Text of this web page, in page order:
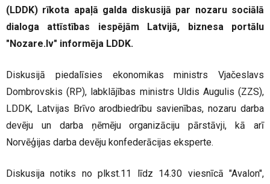
(LDDK) rīkota apaļā galda diskusijā par nozaru sociālā
dialoga attīstības iespējām Latvijā, biznesa portālu
"Nozare.lv" informēja LDDK.
Diskusijā piedalīsies ekonomikas ministrs Vjačeslavs
Dombrovskis (RP), labklājības ministrs Uldis Augulis (ZZS),
LDDK, Latvijas Brīvo arodbiedrību savienības, nozaru darba
devēju un darba ņēmēju organizāciju pārstāvji, kā arī
Norvēģijas darba devēju konfederācijas eksperte.
Diskusija notiks no plkst.11 līdz 14.30 viesnīcā "Avalon",